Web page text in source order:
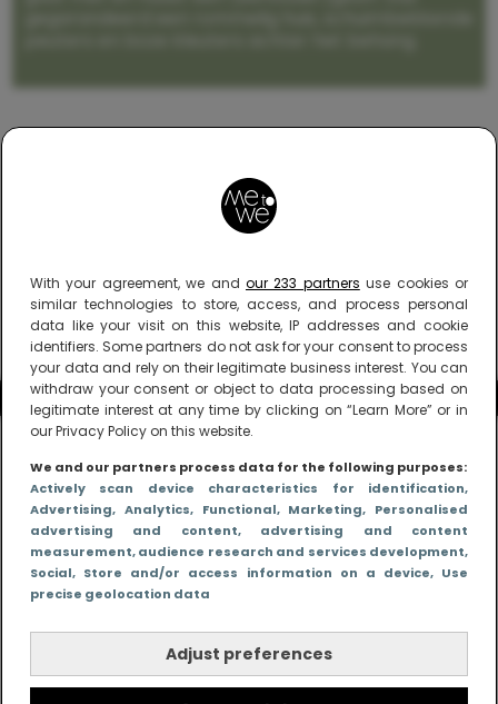
With your agreement, we and our 233 partners use cookies or
similar technologies to store, access, and process personal
data like your visit on this website, IP addresses and cookie
identifiers. Some partners do not ask for your consent to process
your data and rely on their legitimate business interest. You can
withdraw your consent or object to data processing based on
legitimate interest at any time by clicking on “Learn More” or in
our Privacy Policy on this website.
We and our partners process data for the following purposes:
Actively scan device characteristics for identification,
Advertising, Analytics, Functional, Marketing, Personalised
advertising and content, advertising and content
measurement, audience research and services development,
Social, Store and/or access information on a device, Use
precise geolocation data
Adjust preferences